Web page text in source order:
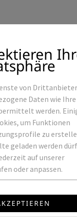
GLOBAL
END-
Preis auf
von
Daten wie
werden.
um Funktionen
zu
geladen werden
auf unserer
oder anpassen.